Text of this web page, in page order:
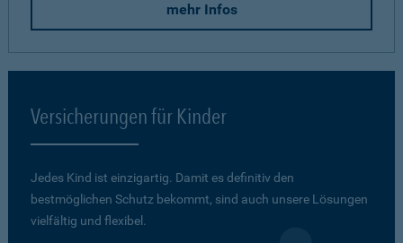
mehr Infos
Versicherungen für Kinder
Jedes Kind ist einzigartig. Damit es definitiv den
bestmöglichen Schutz bekommt, sind auch unsere Lösungen
vielfältig und flexibel.